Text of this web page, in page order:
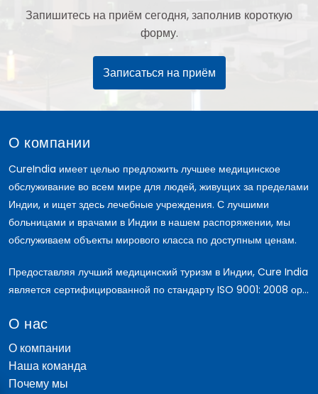
Запишитесь на приём сегодня, заполнив короткую
форму.
Записаться на приём
О компании
CureIndia имеет целью предложить лучшее медицинское
обслуживание во всем мире для людей, живущих за пределами
Индии, и ищет здесь лечебные учреждения. С лучшими
больницами и врачами в Индии в нашем распоряжении, мы
обслуживаем объекты мирового класса по доступным ценам.
Предоставляя лучший медицинский туризм в Индии, Cure India
является сертифицированной по стандарту ISO 9001: 2008 ор...
О нас
О компании
Наша команда
Почему мы